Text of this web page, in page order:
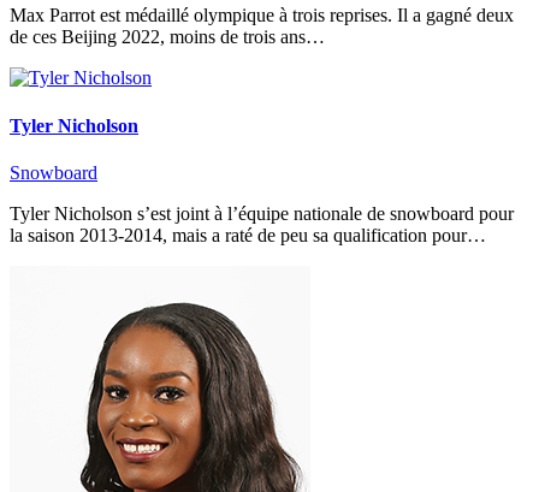
Max Parrot est médaillé olympique à trois reprises. Il a gagné deux
de ces Beijing 2022, moins de trois ans…
Tyler Nicholson
Snowboard
Tyler Nicholson s’est joint à l’équipe nationale de snowboard pour
la saison 2013‑2014, mais a raté de peu sa qualification pour…